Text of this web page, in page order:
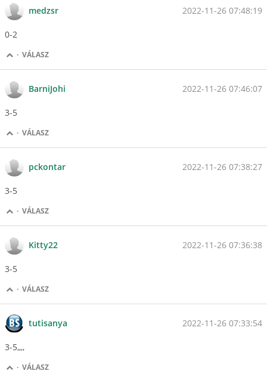
medzsr 2022-11-26 07:48:19
0-2
· VÁLASZ
BarniJohi 2022-11-26 07:46:07
3-5
· VÁLASZ
pckontar 2022-11-26 07:38:27
3-5
· VÁLASZ
Kitty22 2022-11-26 07:36:38
3-5
· VÁLASZ
tutisanya 2022-11-26 07:33:54
3-5,,,,
· VÁLASZ